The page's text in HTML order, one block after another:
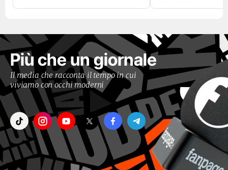
Più che un giornale
Il media che racconta il tempo in cui
viviamo con occhi moderni